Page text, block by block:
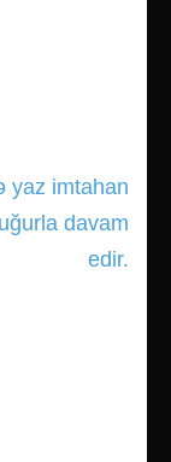
yaz imtahan
davam
edir.